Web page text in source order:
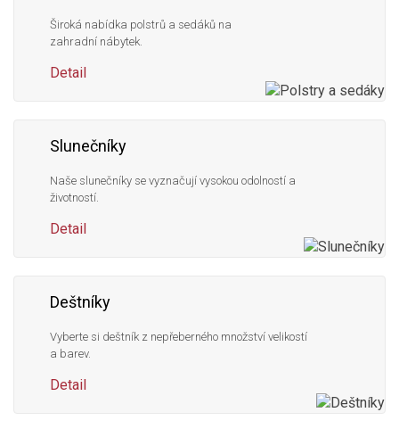
Široká nabídka polstrů a sedáků na
zahradní nábytek.
Detail
Slunečníky
Naše slunečníky se vyznačují vysokou odolností a
životností.
Detail
Deštníky
Vyberte si deštník z nepřeberného množství velikostí
a barev.
Detail